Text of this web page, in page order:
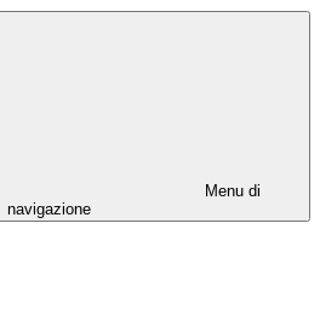
Menu di
navigazione